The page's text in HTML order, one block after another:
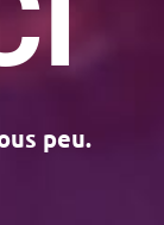
peu.